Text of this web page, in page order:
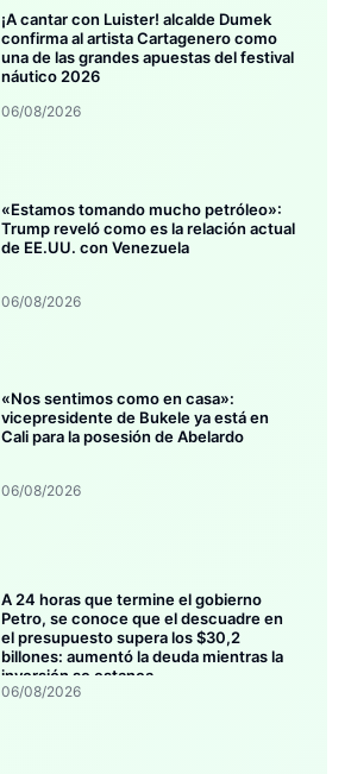
¡A cantar con Luister! alcalde Dumek
confirma al artista Cartagenero como
una de las grandes apuestas del festival
náutico 2026
06/08/2026
«Estamos tomando mucho petróleo»:
Trump reveló como es la relación actual
de EE.UU. con Venezuela
06/08/2026
«Nos sentimos como en casa»:
vicepresidente de Bukele ya está en
Cali para la posesión de Abelardo
06/08/2026
A 24 horas que termine el gobierno
Petro, se conoce que el descuadre en
el presupuesto supera los $30,2
billones: aumentó la deuda mientras la
inversión se estanca
06/08/2026